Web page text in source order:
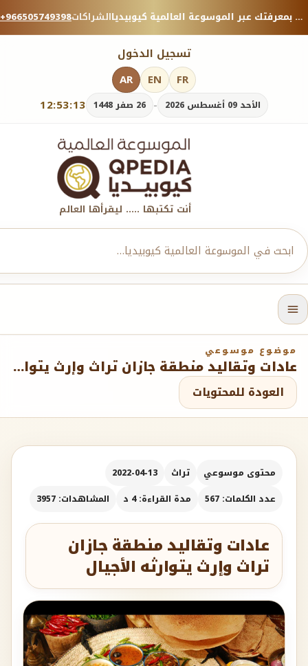
+966505749398الشراكات منصة معرفية موثوقة — شارك بمعرفتك عبر الموسوعة العالمية كيوبيديا.
تسجيل الدخول
12:53:14 الأحد 09 أغسطس 2026 - 26 صفر 1448
AR EN FR
أنت تكتبها ..... ليقرأها العالم
موضوع موسوعي
عادات وتقاليد منطقة جازان تراث وإرث يتوارثه الأجيال
العودة للمحتويات
محتوى موسوعي تراث
2022-04-13
عدد الكلمات: 567
مدة القراءة: 4 د المشاهدات: 3957
عادات وتقاليد منطقة جازان
تراث وإرث يتوارثه الأجيال